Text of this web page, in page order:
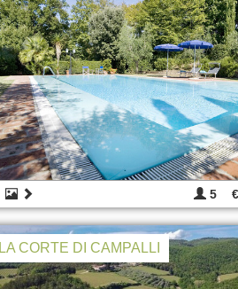
5
LA CORTE DI CAMPALLI